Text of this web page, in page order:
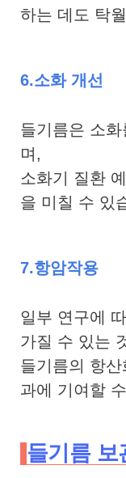
하는 데도 탁
6.소화 개선
들기름은 소
며,
소화기 질환
을 미칠 수 있
7.항암작용
일부 연구에
가질 수 있는
들기름의 항
과에 기여할
들기름 보